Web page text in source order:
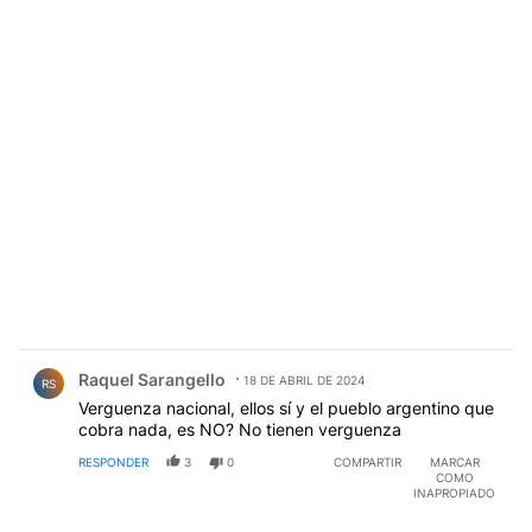
RS Raquel Sarangello 18 DE ABRIL DE 2024
Verguenza nacional, ellos sí y el pueblo argentino que
cobra nada, es NO? No tienen verguenza
RESPONDER 3 0 COMPARTIR
MARCAR
COMO
INAPROPIADO